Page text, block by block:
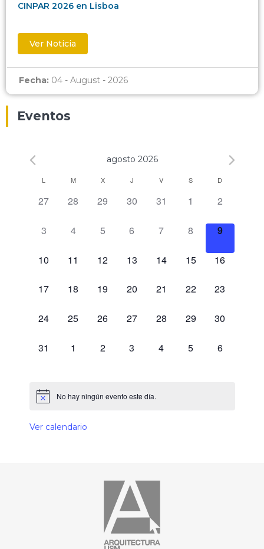
CINPAR 2026 en Lisboa
Ver Noticia
Fecha: 04 - August - 2026
Eventos
agosto 2026
Calendario
de
Eventos
L M X J V S D
0 eventos,
27 0 eventos,
28 0 eventos,
29 0 eventos,
30 0 eventos,
31 0 eventos,
1 0 eventos,
2
0 eventos,
3 0 eventos,
4 0 eventos,
5 0 eventos,
6 0 eventos,
7 0 eventos,
8 0 eventos,
9
0 eventos,
10 0 eventos,
11 0 eventos,
12 0 eventos,
13 0 eventos,
14 0 eventos,
15 0 eventos,
16
0 eventos,
17 0 eventos,
18 0 eventos,
19 0 eventos,
20 0 eventos,
21 0 eventos,
22 0 eventos,
23
0 eventos,
24 0 eventos,
25 0 eventos,
26 0 eventos,
27 0 eventos,
28 0 eventos,
29 0 eventos,
30
0 eventos,
31 0 eventos,
1 0 eventos,
2 0 eventos,
3 0 eventos,
4 0 eventos,
5 0 eventos,
6
No hay ningún evento este día.
Ver calendario